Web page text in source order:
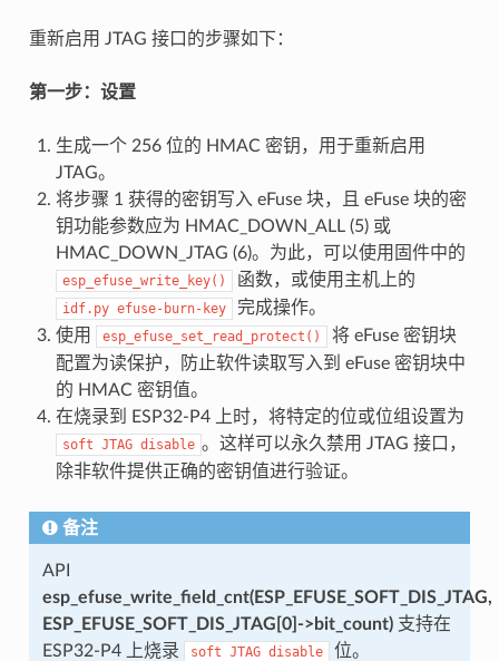
重新启用 JTAG 接口的步骤如下：
第一步：设置
生成一个 256 位的 HMAC 密钥，用于重新启用
JTAG。
将步骤 1 获得的密钥写入 eFuse 块，且 eFuse 块的密
钥功能参数应为 HMAC_DOWN_ALL (5) 或
HMAC_DOWN_JTAG (6)。为此，可以使用固件中的
esp_efuse_write_key() 函数，或使用主机上的
idf.py efuse-burn-key
完成操作。
使用
esp_efuse_set_read_protect()
将 eFuse 密钥块
配置为读保护，防止软件读取写入到 eFuse 密钥块中
的 HMAC 密钥值。
在烧录到 ESP32-P4 上时，将特定的位或位组设置为
soft JTAG disable 。这样可以永久禁用 JTAG 接口，
除非软件提供正确的密钥值进行验证。
备注
API
esp_efuse_write_field_cnt(ESP_EFUSE_SOFT_DIS_JTAG,
ESP_EFUSE_SOFT_DIS_JTAG[0]->bit_count)支持在
ESP32-P4 上烧录
soft JTAG disable 位。